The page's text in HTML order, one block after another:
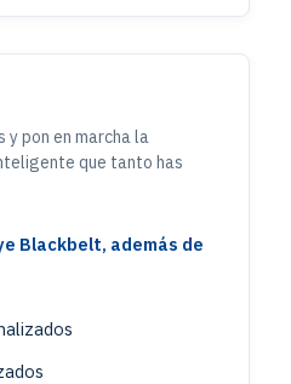
pon en marcha la
que tanto has
Blackbelt, además de